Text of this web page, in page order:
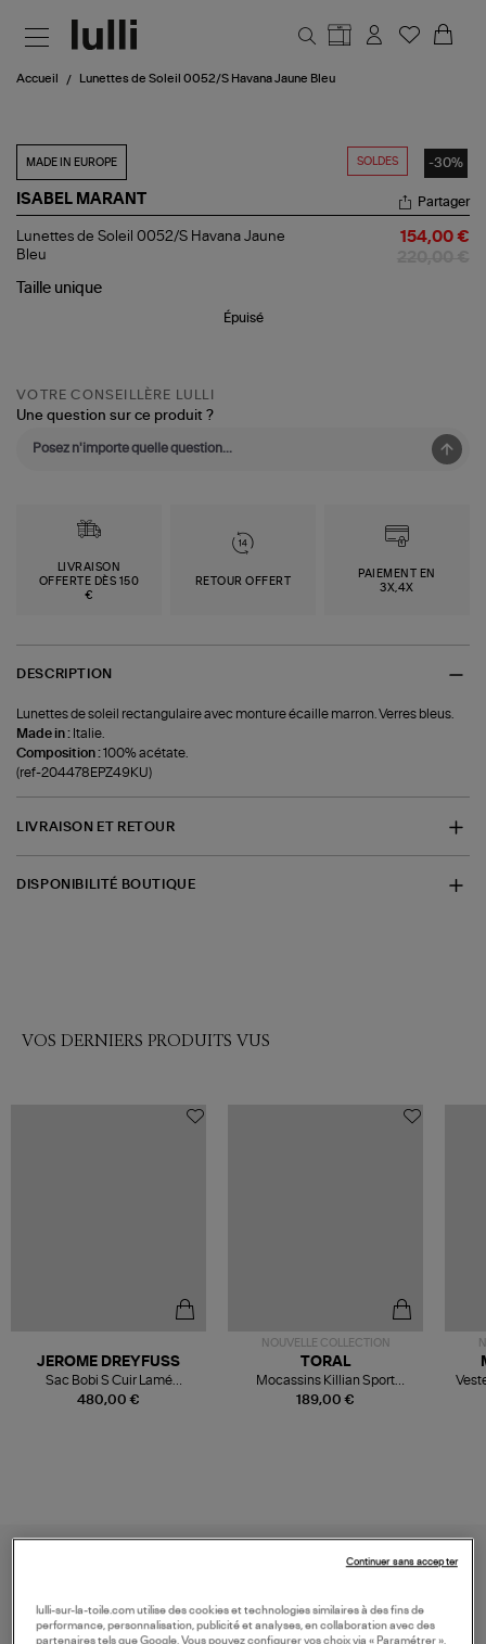
Accueil Lunettes de Soleil 0052/S Havana Jaune Bleu
SOLDES -30%
MADE IN EUROPE
ISABEL MARANT
Lunettes
de
0052/S
Partager
Lunettes de Soleil 0052/S Havana Jaune
Bleu
154,00 €
Taille unique
Épuisé
VOTRE CONSEILLÈRE LULLI
Une question sur ce produit ?
LIVRAISON
OFFERTE DÈS 150
€
RETOUR OFFERT
PAIEMENT EN
3X,4X
DESCRIPTION
Lunettes de soleil rectangulaire avec monture écaille marron. Verres bleus.
Made in : Italie.
Composition :100% acétate.
(ref-204478EPZ49KU)
LIVRAISON ET RETOUR
DISPONIBILITÉ BOUTIQUE
VOS DERNIERS PRODUITS VUS
480,00 €
JEROME DREYFUSS
Sac Bobi S Cuir Lamé
Champagne
NOUVELLE COLLECTION
189,00 €
TORAL
Mocassins Killian Sport
Mousse
lulli-sur-la-toile.com utilise des cookies et technologies similaires à des fins de
performance, personnalisation, publicité et analyses, en collaboration avec des
partenaires tels que Google. Vous pouvez configurer vos choix via « Paramétrer »,
Continuer sans accepter